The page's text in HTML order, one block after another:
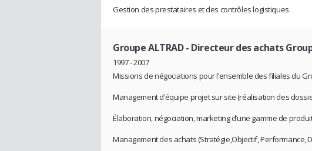
Gestion des prestataires et des contrôles logistiques.
Groupe ALTRAD- Directeur des achats
1997 - 2007
Missions de négociations pour l’ensemble des filiales du
Management d’équipe projet sur site (réalisation des
Élaboration, négociation, marketing d’une gamme de
Management des achats (Stratégie,Objectif, Performance,